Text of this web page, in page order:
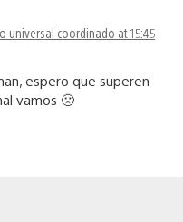
universal coordinado at 15:45
espero que superen
vamos 🙁